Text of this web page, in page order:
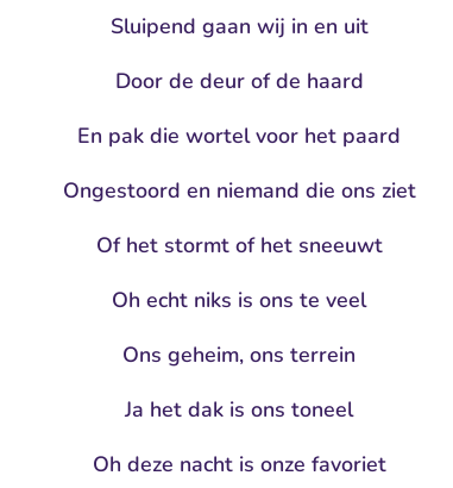
Sluipend gaan wij in en uit
Door de deur of de haard
En pak die wortel voor het paard
Ongestoord en niemand die ons ziet
Of het stormt of het sneeuwt
Oh echt niks is ons te veel
Ons geheim, ons terrein
Ja het dak is ons toneel
Oh deze nacht is onze favoriet